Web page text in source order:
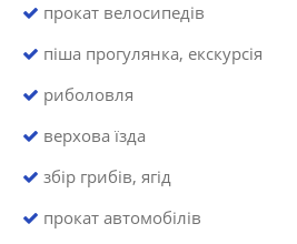
прокат велосипедів
піша прогулянка, екскурсія
риболовля
верхова їзда
збір грибів, ягід
прокат автомобілів